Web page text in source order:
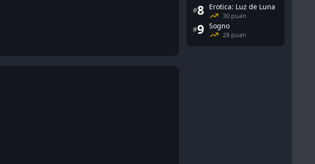
#8 Erotica: Luz de Luna
30 puan
#9 Sogno
28 puan